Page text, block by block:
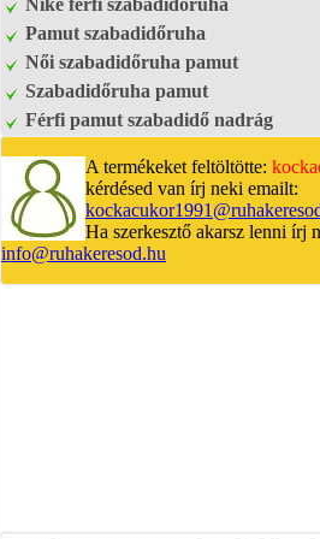
Nike férfi szabadidőruha
Pamut szabadidőruha
Női szabadidőruha pamut
Szabadidőruha pamut
Férfi pamut szabadidő nadrág
A termékeket feltöltötte:
kérdésed van írj neki emailt:
Ha szerkesztő akarsz lenni írj
info@ruhakeresod.hu